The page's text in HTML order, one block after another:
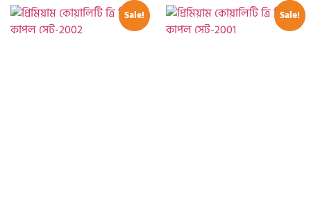
Sale! Sale!